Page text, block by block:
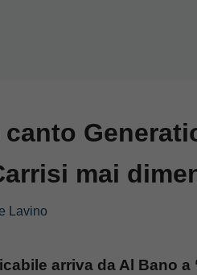
mai
Lavino
arriva da Al Bano a